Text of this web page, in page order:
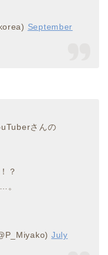
September
さんの
？
。
July